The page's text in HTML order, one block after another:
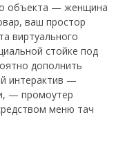
объекта — женщина
ваш простор
виртуального
стойке под
дополнить
интерактив —
— промоутер
меню тач